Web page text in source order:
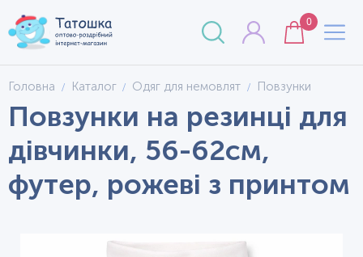
0
Головна Каталог Одяг для немовлят Повзунки
Повзунки на резинці для
дівчинки, 56-62см,
футер, рожеві з принтом